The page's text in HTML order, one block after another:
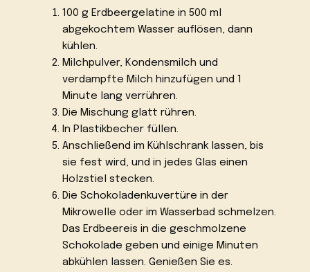
100 g Erdbeergelatine in 500 ml
abgekochtem Wasser auflösen, dann
kühlen.
Milchpulver, Kondensmilch und
verdampfte Milch hinzufügen und 1
Minute lang verrühren.
Die Mischung glatt rühren.
In Plastikbecher füllen.
Anschließend im Kühlschrank lassen, bis
sie fest wird, und in jedes Glas einen
Holzstiel stecken.
Die Schokoladenkuvertüre in der
Mikrowelle oder im Wasserbad schmelzen.
Das Erdbeereis in die geschmolzene
Schokolade geben und einige Minuten
abkühlen lassen. Genießen Sie es.